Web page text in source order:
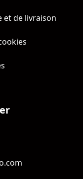
et de livraison